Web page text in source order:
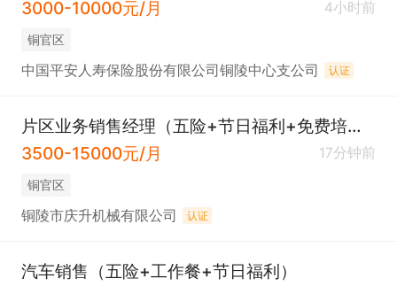
3000-10000元/月
4小时前
铜官区
中国平安人寿保险股份有限公司铜陵中心支公司 认证
片区业务销售经理（五险+节日福利+免费培训）
3500-15000元/月
17分钟前
铜官区
铜陵市庆升机械有限公司 认证
汽车销售（五险+工作餐+节日福利）